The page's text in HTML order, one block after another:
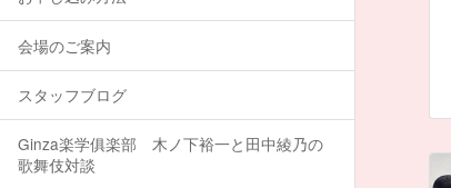
会場のご案内
スタッフブログ
Ginza楽学俱楽部 木ノ下裕一と田中綾乃の
歌舞伎対談